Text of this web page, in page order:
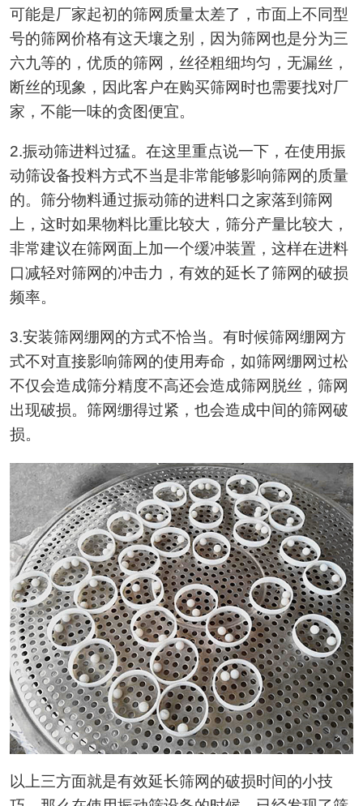
可能是厂家起初的筛网质量太差了，市面上不同型
号的筛网价格有这天壤之别，因为筛网也是分为三
六九等的，优质的筛网，丝径粗细均匀，无漏丝，
断丝的现象，因此客户在购买筛网时也需要找对厂
家，不能一味的贪图便宜。
2.振动筛进料过猛。在这里重点说一下，在使用振
动筛设备投料方式不当是非常能够影响筛网的质量
的。筛分物料通过振动筛的进料口之家落到筛网
上，这时如果物料比重比较大，筛分产量比较大，
非常建议在筛网面上加一个缓冲装置，这样在进料
口减轻对筛网的冲击力，有效的延长了筛网的破损
频率。
3.安装筛网绷网的方式不恰当。有时候筛网绷网方
式不对直接影响筛网的使用寿命，如筛网绷网过松
不仅会造成筛分精度不高还会造成筛网脱丝，筛网
出现破损。筛网绷得过紧，也会造成中间的筛网破
损。
以上三方面就是有效延长筛网的破损时间的小技